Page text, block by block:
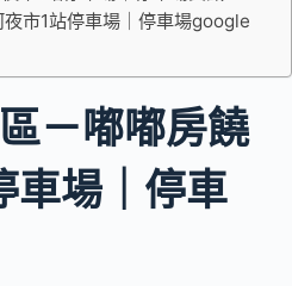
市1站停車場｜停車場google
－嘟嘟房饒
車場｜停車